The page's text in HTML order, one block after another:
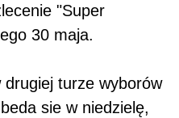
"Super
30 maja.
turze wyborów
sie w niedzielę,